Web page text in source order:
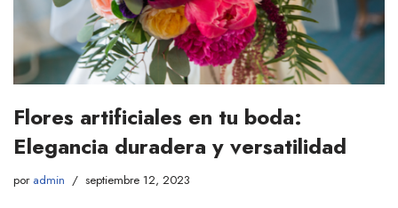
Flores artificiales en tu boda:
Elegancia duradera y versatilidad
por admin septiembre 12, 2023